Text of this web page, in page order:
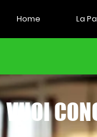
Home La
VUOI